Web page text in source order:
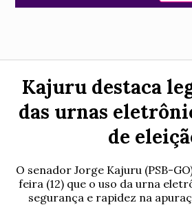
Kajuru destaca
das urnas
de
O senador Jorge Kajuru (PSB-
feira (12) que o uso da urna
segurança e rapidez na